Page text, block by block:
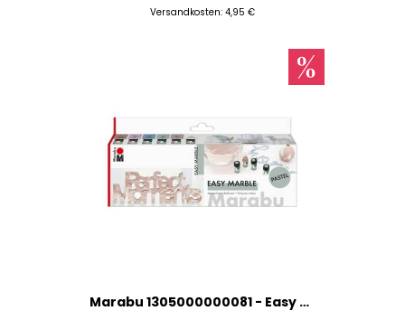
Versandkosten: 4,95 €
Marabu 1305000000081 - Easy Marble Pastell Set, 6 zarte Marmorierfarben zum kinderleichten Tauchmarmorieren von Kunststoff, Glas, Holz, Styropor und flächigen Marmorieren von Papier